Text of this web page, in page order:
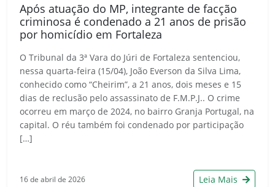
Após atuação do MP, integrante de facção
criminosa é condenado a 21 anos de prisão
por homicídio em Fortaleza
O Tribunal da 3ª Vara do Júri de Fortaleza sentenciou,
nessa quarta-feira (15/04), João Everson da Silva Lima,
conhecido como “Cheirim”, a 21 anos, dois meses e 15
dias de reclusão pelo assassinato de F.M.P.J.. O crime
ocorreu em março de 2024, no bairro Granja Portugal, na
capital. O réu também foi condenado por participação
[…]
16 de abril de 2026 Leia Mais